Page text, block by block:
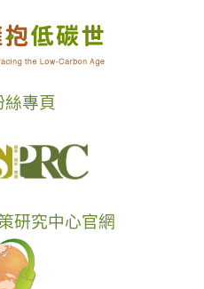
絲專頁
研究中心官網